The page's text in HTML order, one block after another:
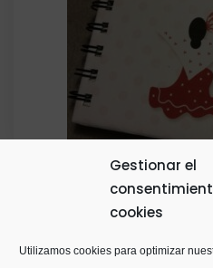
Gestionar el
cookies
Utilizamos cookies para optimizar
Libreta